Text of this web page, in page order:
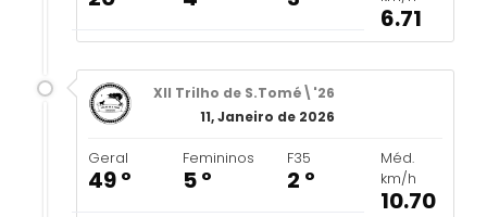
6.71
XII Trilho de S.Tomé\'26
11, Janeiro de 2026
Geral
49 º
Femininos
5 º
F35
2 º
Méd.
km/h
10.70